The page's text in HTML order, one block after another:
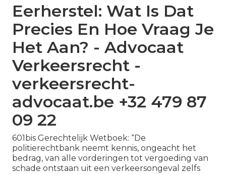
Eerherstel: Wat Is Dat
Precies En Hoe Vraag Je
Het Aan? - Advocaat
Verkeersrecht -
verkeersrecht-
advocaat.be +32 479 87
09 22
601bis Gerechtelijk Wetboek: “De
politierechtbank neemt kennis, ongeacht het
bedrag, van alle vorderingen tot vergoeding van
schade ontstaan uit een verkeersongeval zelfs